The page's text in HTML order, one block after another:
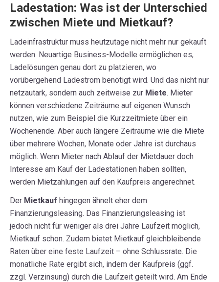
Ladestation: Was ist der Unterschied
zwischen Miete und Mietkauf?
Ladeinfrastruktur muss heutzutage nicht mehr nur gekauft
werden. Neuartige Business-Modelle ermöglichen es,
Ladelösungen genau dort zu platzieren, wo
vorübergehend Ladestrom benötigt wird. Und das nicht nur
netzautark, sondern auch zeitweise zur Miete. Mieter
können verschiedene Zeiträume auf eigenen Wunsch
nutzen, wie zum Beispiel die Kurzzeitmiete über ein
Wochenende. Aber auch längere Zeiträume wie die Miete
über mehrere Wochen, Monate oder Jahre ist durchaus
möglich. Wenn Mieter nach Ablauf der Mietdauer doch
Interesse am Kauf der Ladestationen haben sollten,
werden Mietzahlungen auf den Kaufpreis angerechnet.
Der Mietkauf hingegen ähnelt eher dem
Finanzierungsleasing. Das Finanzierungsleasing ist
jedoch nicht für weniger als drei Jahre Laufzeit möglich,
Mietkauf schon. Zudem bietet Mietkauf gleichbleibende
Raten über eine feste Laufzeit – ohne Schlussrate. Die
monatliche Rate ergibt sich, indem der Kaufpreis (ggf.
zzgl. Verzinsung) durch die Laufzeit geteilt wird. Am Ende